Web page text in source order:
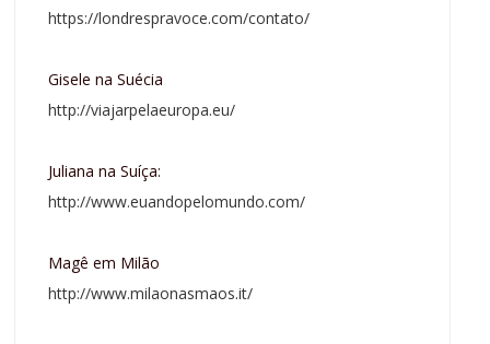
https://londrespravoce.com/contato/
Gisele na Suécia
http://viajarpelaeuropa.eu/
Juliana na Suíça:
http://www.euandopelomundo.com/
Magê em Milão
http://www.milaonasmaos.it/